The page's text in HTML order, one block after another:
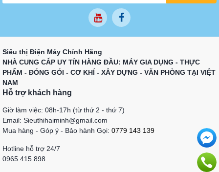
Siêu thị Điện Máy Chính Hãng
NHÀ CUNG CẤP UY TÍN HÀNG ĐẦU: MÁY GIA DỤNG - THỰC
PHẨM - ĐÓNG GÓI - CƠ KHÍ - XÂY DỰNG - VĂN PHÒNG TẠI VIỆT
NAM
Hỗ trợ khách hàng
Giờ làm việc: 08h-17h (từ thứ 2 - thứ 7)
Email: Sieuthihaiminh@gmail.com
Mua hàng - Góp ý - Bảo hành Gọi: 0779 143 139
Hotline hỗ trợ 24/7
0965 415 898